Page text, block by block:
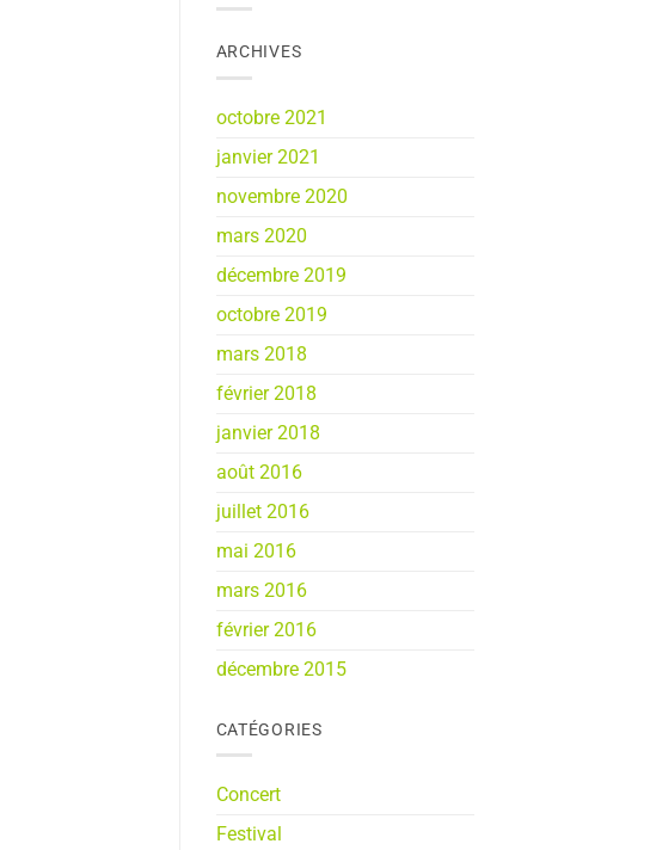
ARCHIVES
octobre 2021
janvier 2021
novembre 2020
mars 2020
décembre 2019
octobre 2019
mars 2018
février 2018
janvier 2018
août 2016
juillet 2016
mai 2016
mars 2016
février 2016
décembre 2015
CATÉGORIES
Concert
Festival